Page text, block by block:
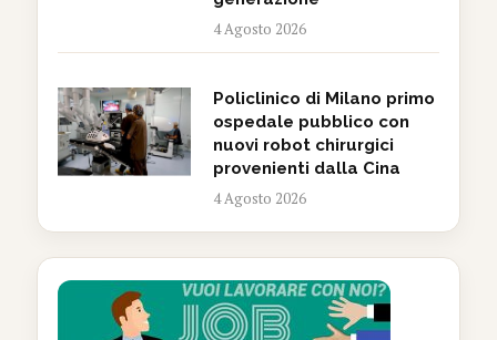
4 Agosto 2026
Policlinico di Milano primo
ospedale pubblico con
nuovi robot chirurgici
provenienti dalla Cina
4 Agosto 2026